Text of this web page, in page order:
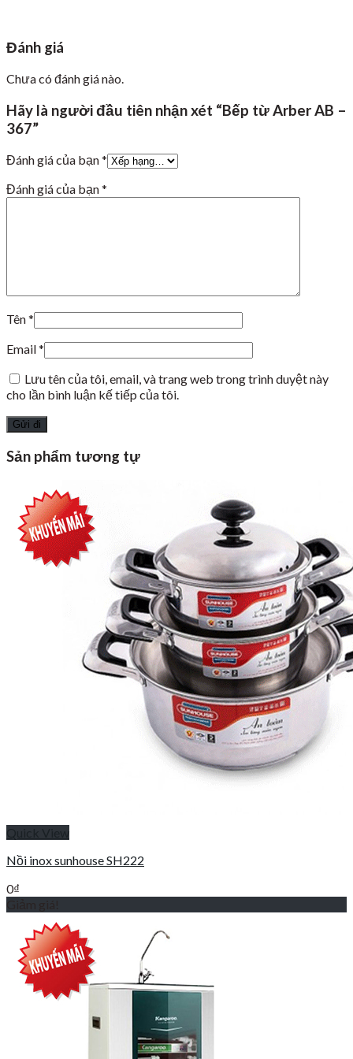
Đánh giá
Chưa có đánh giá nào.
Hãy là người đầu tiên nhận xét “Bếp từ Arber AB –
367”
Đánh giá của bạn*
Đánh giá của bạn*
Tên*
Email*
Lưu tên của tôi, email, và trang web trong trình duyệt này
cho lần bình luận kế tiếp của tôi.
Sản phẩm tương tự
Nồi inox sunhouse SH222
0₫